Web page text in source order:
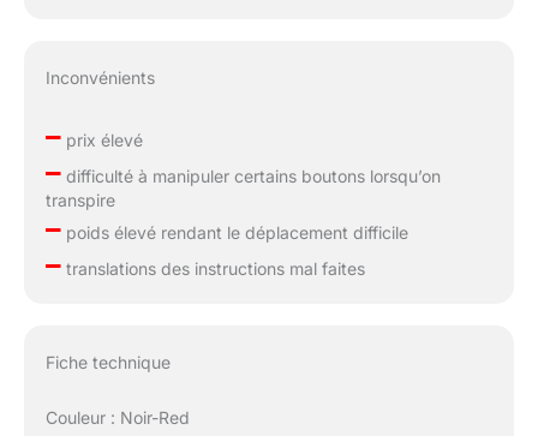
Inconvénients
–prix élevé
–difficulté à manipuler certains boutons lorsqu’on
transpire
–poids élevé rendant le déplacement difficile
–translations des instructions mal faites
Fiche technique
Couleur : Noir-Red